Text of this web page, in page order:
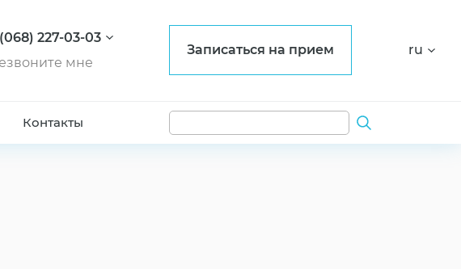
227-03-03
мне
Записаться на прием ru
Контакты